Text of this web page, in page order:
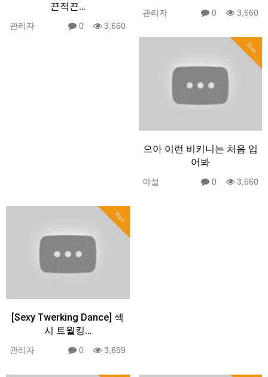
끈적끈…
관리자 0 3,660
관리자 0 3,660
Hot
으아 이런 비키니는 처음 입
어봐
야설 0 3,660
Hot
[Sexy Twerking Dance] 섹
시 트월킹…
관리자 0 3,659